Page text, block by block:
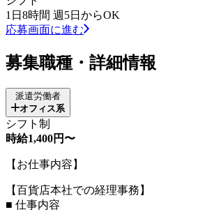
1日8時間 週5日からOK
応募画面に進む
募集職種・詳細情報
派遣労働者
オフィス系
シフト制
時給1,400円〜
【お仕事内容】
【百貨店本社での経理事務】
■ 仕事内容